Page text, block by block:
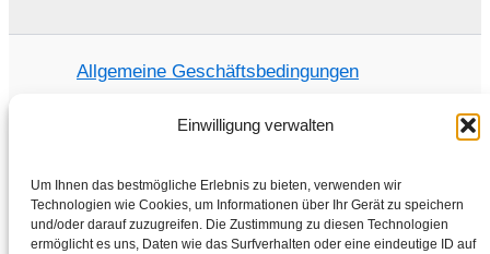
Einwilligung verwalten
Um Ihnen das bestmögliche Erlebnis zu bieten, verwenden wir
Technologien wie Cookies, um Informationen über Ihr Gerät zu speichern
und/oder darauf zuzugreifen. Die Zustimmung zu diesen Technologien
ermöglicht es uns, Daten wie das Surfverhalten oder eine eindeutige ID auf
Allgemeine Geschäftsbedingungen
Home
Shop